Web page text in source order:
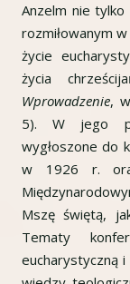
Anzelm nie tylko
rozmiłowanym
życie
życia
Wprowadzenie,
5). W jego
wygłoszone do
w 1926 r.
Mszę świętą,
Tematy
eucharystyczną